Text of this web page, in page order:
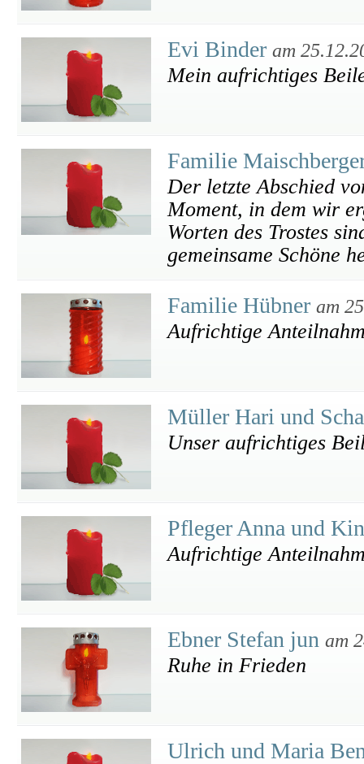
Evi Binder am
Mein aufrichtiges
Familie
Der letzte Abschied
Moment, in dem wir
Worten des Trostes
gemeinsame Schöne
Familie Hübner am
Aufrichtige
Müller Hari und
Unser aufrichtiges
Pfleger Anna und
Aufrichtige
Ebner Stefan jun am
Ruhe in Frieden
Ulrich und Maria